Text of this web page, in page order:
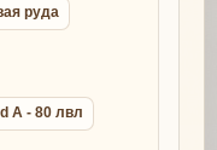
руда
A - 80 лвл